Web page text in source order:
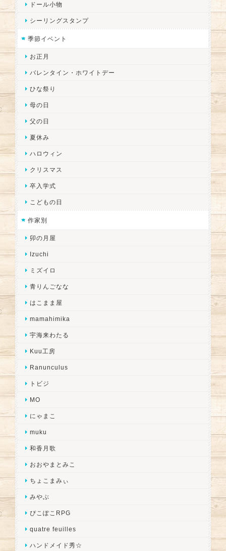
ドール小物
シーリングスタンプ
季節イベント
お正月
バレンタイン・ホワイトデー
ひな祭り
母の日
父の日
夏休み
ハロウィン
クリスマス
卒入学式
こどもの日
作家別
卯の月屋
Izuchi
ミズイロ
青りんごなな
はこまま屋
mamahimika
宇海来わたる
Kuu工房
Ranunculus
トビジ
MO
にゃまこ
muku
和香月歌
おおやまとみこ
ちょこまみぃ
みやぶ
ぴこぽこRPG
quatre feuilles
ハンドメイド秀☆